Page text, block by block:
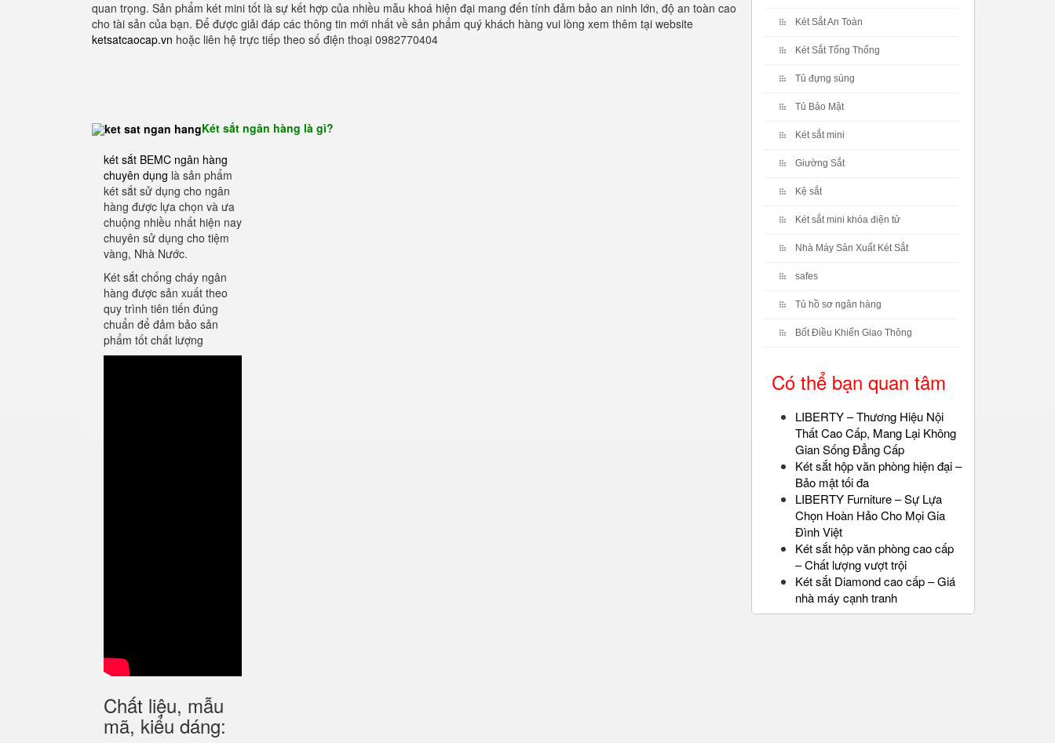
quan trọng. Sản phẩm két mini tốt là sự kết hợp của nhiều mẫu khoá hiện đại mang đến tính đảm bảo an ninh lớn, độ an toàn cao
cho tài sản của bạn. Để được giải đáp các thông tin mới nhất về sản phẩm quý khách hàng vui lòng xem thêm tại website
ketsatcaocap.vn hoặc liên hệ trực tiếp theo số điện thoại 0982770404
Két sắt ngân hàng là gì?
két sắt BEMC ngân hàng
chuyên dụng là sản phẩm
két sắt sử dụng cho ngân
hàng được lựa chọn và ưa
chuộng nhiều nhất hiện nay
chuyên sử dụng cho tiệm
vàng, Nhà Nước.
Két sắt chống cháy ngân
hàng được sản xuất theo
quy trình tiên tiến đúng
chuẩn để đảm bảo sản
phẩm tốt chất lượng
Chất liệu, mẫu
mã, kiểu dáng:
Két Sắt An Toàn
Két Sắt Tổng Thống
Tủ đựng súng
Tủ Bảo Mật
Két sắt mini
Giường Sắt
Kệ sắt
Két sắt mini khóa điện tử
Nhà Máy Sản Xuất Két Sắt
safes
Tủ hồ sơ ngân hàng
Bốt Điều Khiển Giao Thông
Có thể bạn quan tâm
LIBERTY – Thương Hiệu Nội
Thất Cao Cấp, Mang Lại Không
Gian Sống Đẳng Cấp
Két sắt hộp văn phòng hiện đại –
Bảo mật tối đa
LIBERTY Furniture – Sự Lựa
Chọn Hoàn Hảo Cho Mọi Gia
Đình Việt
Két sắt hộp văn phòng cao cấp
– Chất lượng vượt trội
Két sắt Diamond cao cấp – Giá
nhà máy cạnh tranh